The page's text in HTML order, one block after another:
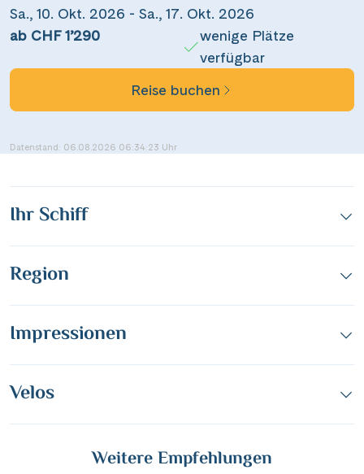
Link kopieren
Sa., 10. Okt. 2026 - Sa., 17. Okt. 2026
ab CHF 1’290
wenige Plätze
verfügbar
Reise buchen
Datenstand: 06.08.2026 06:34:23 Uhr
Ihr Schiff
Region
Impressionen
Velos
Weitere Empfehlungen